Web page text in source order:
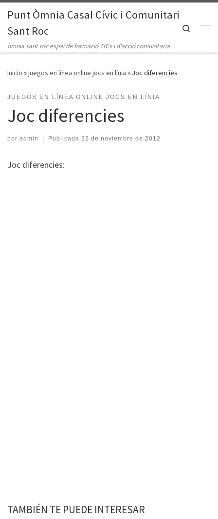
Saltar al contenido
Punt Òmnia Casal Cívic i Comunitari
Sant Roc
òmnia sant roc espai de formació TICs i d'acció comunitaria
Search
Inicio »juegos en línea online jocs en línia » Joc diferencies
JUEGOS EN LÍNEA ONLINE JOCS EN LÍNIA
Joc diferencies
por admin Publicada 22 de noviembre de 2012
Joc diferencies:
TAMBIÉN TE PUEDE INTERESAR